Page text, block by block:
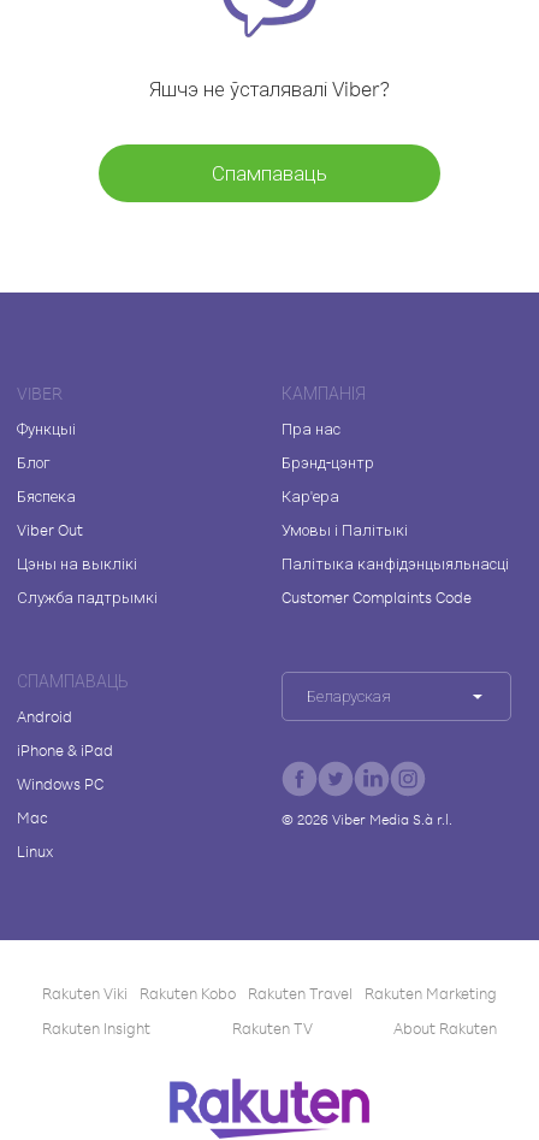
Яшчэ не ўсталявалі Viber?
Спампаваць
VIBER
Функцыі
Блог
Бяспека
Viber Out
Цэны на выклікі
Служба падтрымкі
КАМПАНІЯ
Пра нас
Брэнд-цэнтр
Кар'ера
Умовы і Палітыкі
Палітыка канфідэнцыяльнасці
Customer Complaints Code
СПАМПАВАЦЬ
Android
iPhone & iPad
Windows PC
Mac
Linux
Беларуская
© 2026Viber Media S.à r.l.
Rakuten Viki Rakuten Kobo Rakuten Travel
Rakuten Marketing
Rakuten Insight
Rakuten TV About Rakuten